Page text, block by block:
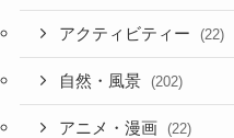
アクティビティー (22)
自然・風景 (202)
アニメ・漫画 (22)